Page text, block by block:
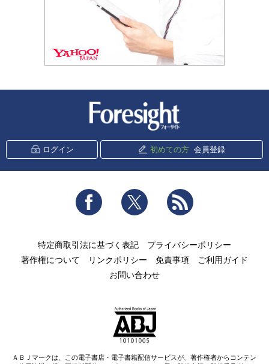
ログイン 初めての方 会員登録
Facebook Twitter
特定商取引法に基づく表記
プライバシーポリシー
著作権について
リンクポリシー 免責事項
ご利用ガイド
お問い合わせ
ＡＢＪマークは、この電子書店・電子書籍配信サービスが、著作権者からコンテン